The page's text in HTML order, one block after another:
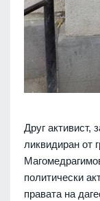
Друг активист,
ликвидиран от
политически
правата на